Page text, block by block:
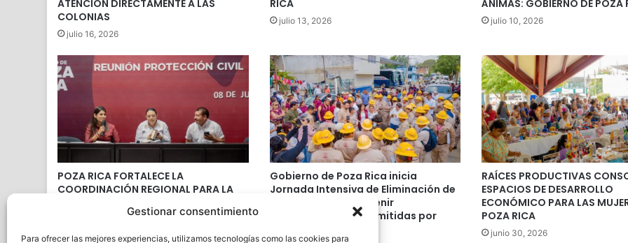
Gestionar consentimiento
Para ofrecer las mejores experiencias, utilizamos tecnologías como las cookies para
ATENCIÓN DIRECTAMENTE A LAS
COLONIAS
julio 16, 2026
RICA
julio 13, 2026
ÁNIMAS: GOBIERNO DE POZA
julio 10, 2026
POZA RICA FORTALECE LA
COORDINACIÓN REGIONAL PARA LA
Gobierno de Poza Rica inicia
Jornada Intensiva de Eliminación de
Criaderos para prevenir
enfermedades transmitidas por
RAÍCES PRODUCTIVAS
ESPACIOS DE DESARROLLO
ECONÓMICO PARA LAS
POZA RICA
junio 30, 2026